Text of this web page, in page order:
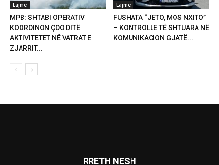
Lajme
MPB: SHTABI OPERATIV
KOORDINON ÇDO DITË
AKTIVITETET NË VATRAT E
ZJARRIT...
Lajme
FUSHATA “JETO, MOS NXITO”
– KONTROLLE TË SHTUARA NË
KOMUNIKACION GJATË...
RRETH NESH